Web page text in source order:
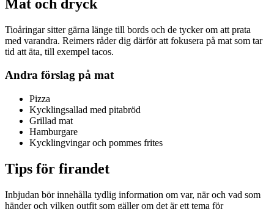
Mat och dryck
Tioåringar sitter gärna länge till bords och de tycker om att prata
med varandra. Reimers råder dig därför att fokusera på mat som tar
tid att äta, till exempel tacos.
Andra förslag på mat
Pizza
Kycklingsallad med pitabröd
Grillad mat
Hamburgare
Kycklingvingar och pommes frites
Tips för firandet
Inbjudan bör innehålla tydlig information om var, när och vad som
händer och vilken outfit som gäller om det är ett tema för